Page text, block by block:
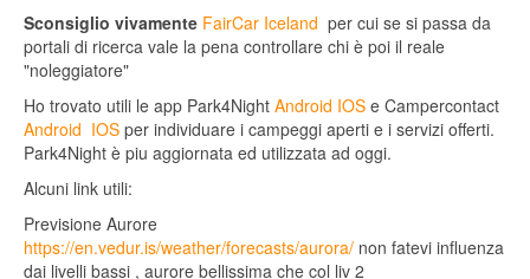
Sconsiglio vivamente FairCar Iceland per cui se si passa da
portali di ricerca vale la pena controllare chi è poi il reale
"noleggiatore"
Ho trovato utili le app Park4Night Android IOS e Campercontact
Android IOS per individuare i campeggi aperti e i servizi offerti.
Park4Night è piu aggiornata ed utilizzata ad oggi.
Alcuni link utili:
Previsione Aurore
https://en.vedur.is/weather/forecasts/aurora/ non fatevi influenza
dai livelli bassi , aurore bellissima che col liv 2